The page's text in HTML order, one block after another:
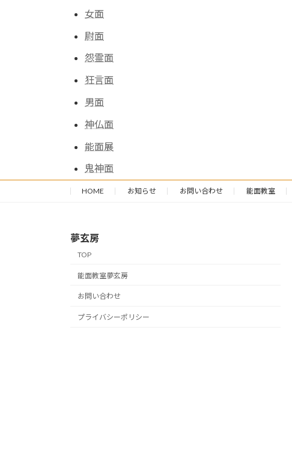
女面
尉面
怨霊面
狂言面
男面
神仏面
能面展
鬼神面
HOME お知らせ お問い合わせ 能面教室
夢玄房
TOP
能面教室夢玄房
お問い合わせ
プライバシーポリシー